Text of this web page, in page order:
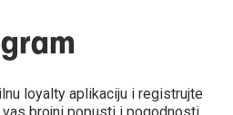
loyalty aplikaciju i registrujte
brojni popusti i pogodnosti.